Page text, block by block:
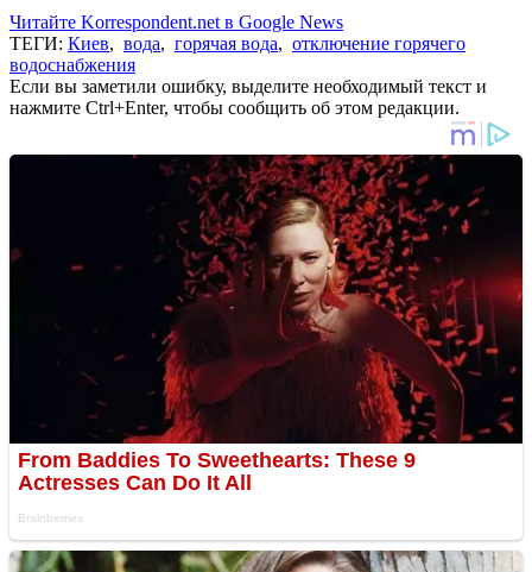
Читайте Korrespondent.net в Google News
ТЕГИ: Киев, вода, горячая вода, отключение горячего
водоснабжения
Если вы заметили ошибку, выделите необходимый текст и
нажмите Ctrl+Enter, чтобы сообщить об этом редакции.